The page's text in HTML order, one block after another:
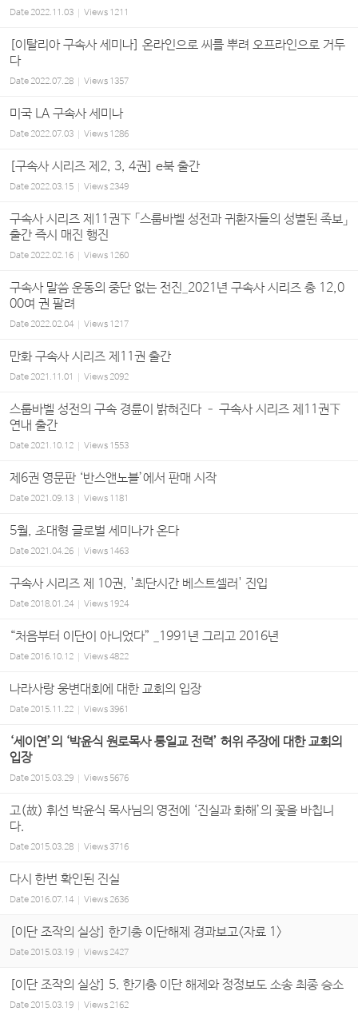
Date2022.11.03 Views 1211
[이탈리아 구속사 세미나] 온라인으로 씨를 뿌려 오프라인으로 거두
다
Date2022.07.28 Views 1357
미국 LA 구속사 세미나
Date2022.07.03 Views 1286
[구속사 시리즈 제2, 3, 4권] e북 출간
Date2022.03.15 Views2349
구속사 시리즈 제11권下 「스룹바벨 성전과 귀환자들의 성별된 족보」
출간 즉시 매진 행진
Date2022.02.16 Views 1260
구속사 말씀 운동의 중단 없는 전진_2021년 구속사 시리즈 총 12,0
00여 권 팔려
Date2022.02.04 Views 1217
만화 구속사 시리즈 제11권 출간
Date2021.11.01 Views2092
스룹바벨 성전의 구속 경륜이 밝혀진다 – 구속사 시리즈 제11권下
연내 출간
Date2021.10.12 Views 1553
제6권 영문판 ‘반스앤노블’에서 판매 시작
Date2021.09.13 Views 1181
5월, 초대형 글로벌 세미나가 온다
Date2021.04.26 Views 1463
구속사 시리즈 제 10권, '최단시간 베스트셀러' 진입
Date2018.01.24 Views 1924
“처음부터 이단이 아니었다” _1991년 그리고 2016년
Date2016.10.12 Views4822
나라사랑 웅변대회에 대한 교회의 입장
Date2015.11.22 Views3961
‘세이연’의 ‘박윤식 원로목사 통일교 전력’ 허위 주장에 대한 교회의
입장
Date2015.03.29 Views 5676
고(故) 휘선 박윤식 목사님의 영전에 ‘진실과 화해’의 꽃을 바칩니
다.
Date2015.03.28 Views3716
다시 한번 확인된 진실
Date2016.07.14 Views2636
[이단 조작의 실상] 한기총 이단해제 경과보고<자료 1>
Date 2015.03.19 Views 2427
[이단 조작의 실상] 5. 한기총 이단 해제와 정정보도 소송 최종 승소
Date2015.03.19 Views2162